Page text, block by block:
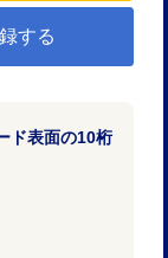
する
ド表面の10桁